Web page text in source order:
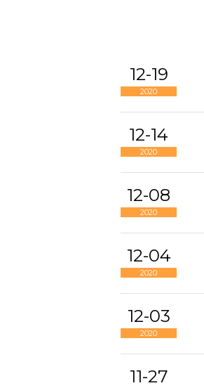
12-19
2020
12-14
2020
12-08
2020
12-04
2020
12-03
2020
11-27